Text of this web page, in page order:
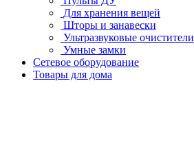
Для хранения вещей
Шторы и занавески
Ультразвуковые очистители
Умные замки
Сетевое оборудование
Товары для дома